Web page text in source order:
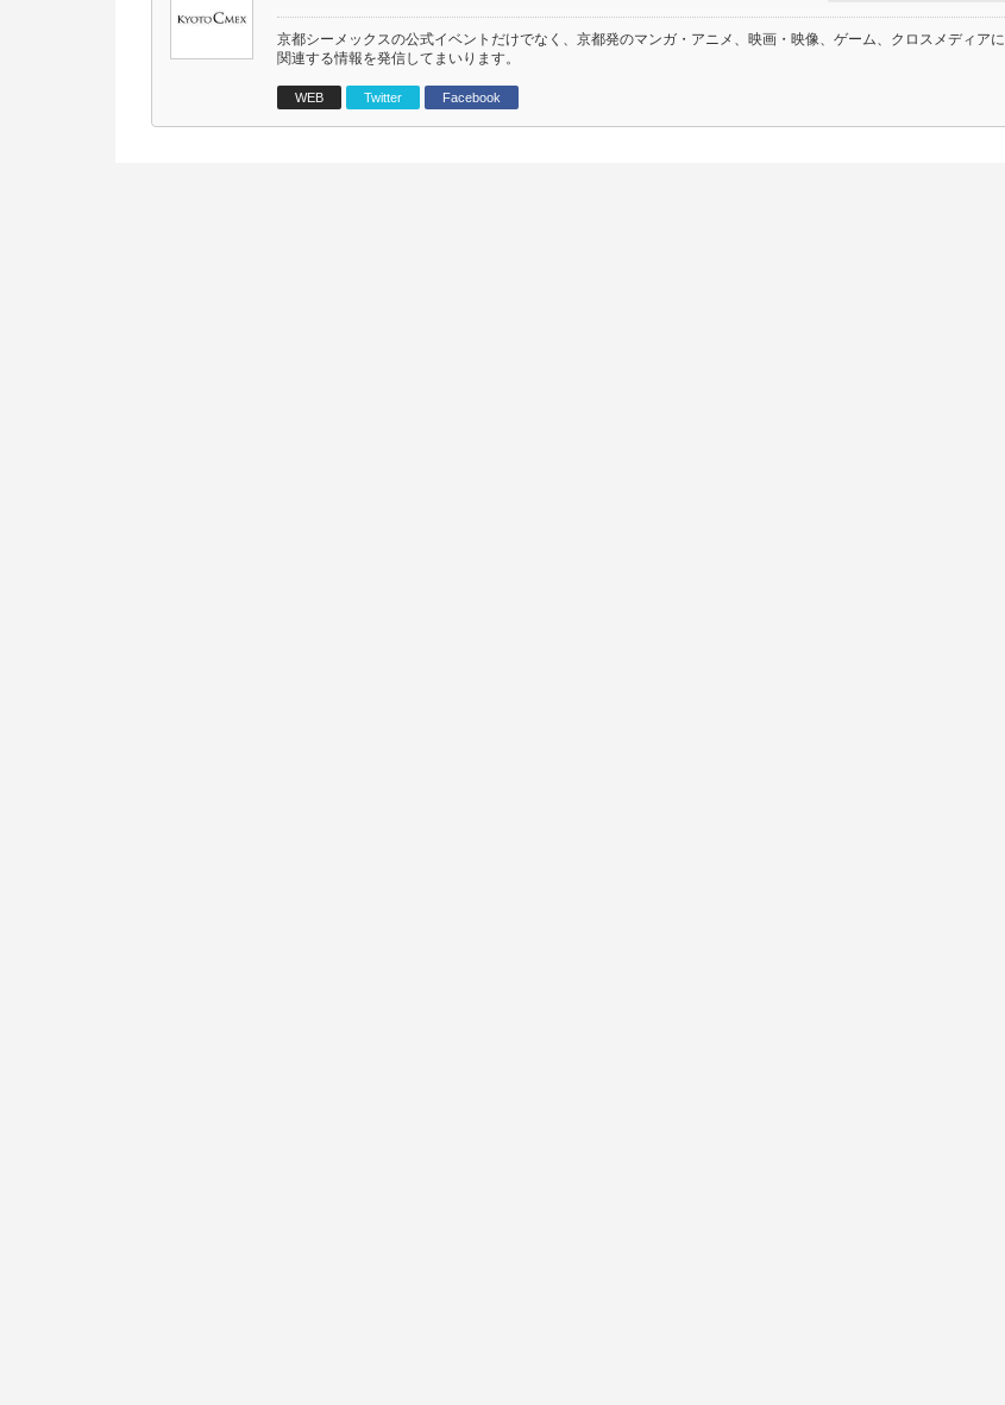
京都シーメックスの公式イベントだけでなく、京都発のマンガ・アニメ、映画・映像、ゲーム、クロスメディアに
関連する情報を発信してまいります。
WEB Twitter Facebook